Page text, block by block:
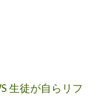
生徒が自らリフ